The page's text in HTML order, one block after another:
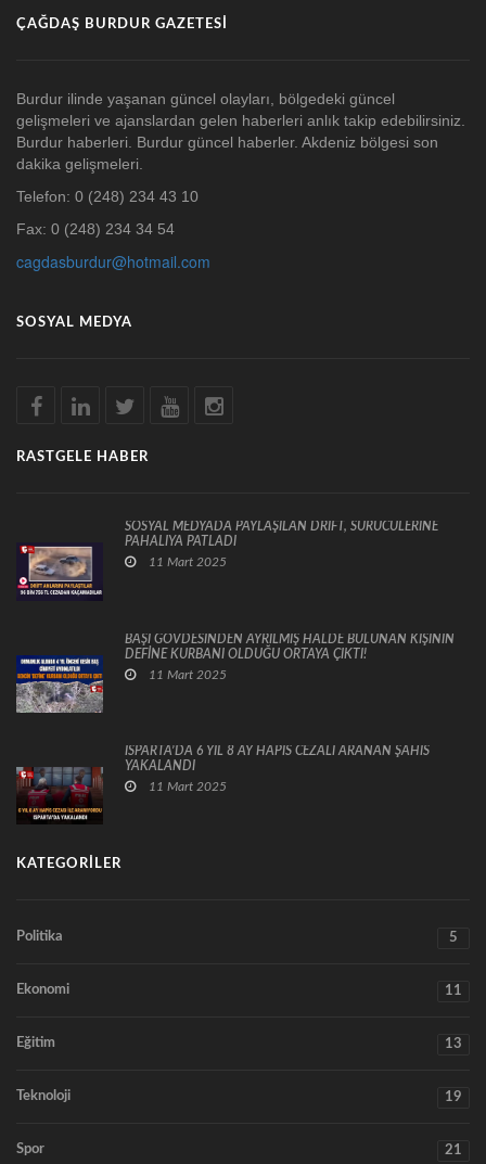
ÇAĞDAŞ BURDUR GAZETESI
Burdur ilinde yaşanan güncel olayları, bölgedeki güncel
gelişmeleri ve ajanslardan gelen haberleri anlık takip edebilirsiniz.
Burdur haberleri. Burdur güncel haberler. Akdeniz bölgesi son
dakika gelişmeleri.
Telefon: 0 (248) 234 43 10
Fax: 0 (248) 234 34 54
cagdasburdur@hotmail.com
SOSYAL MEDYA
RASTGELE HABER
SOSYAL MEDYADA PAYLAŞILAN DRİFT, SÜRÜCÜLERİNE
PAHALIYA PATLADI
11 Mart 2025
BAŞI GÖVDESİNDEN AYRILMIŞ HALDE BULUNAN KİŞİNİN
DEFİNE KURBANI OLDUĞU ORTAYA ÇIKTI!
11 Mart 2025
ISPARTA’DA 6 YIL 8 AY HAPİS CEZALI ARANAN ŞAHIS
YAKALANDI
11 Mart 2025
KATEGORILER
Politika 5
Ekonomi 11
Eğitim 13
Teknoloji 19
Spor 21